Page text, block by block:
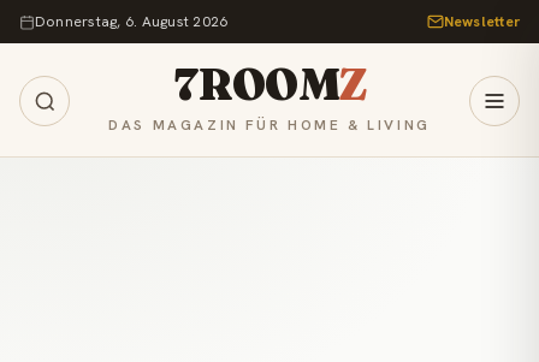
Zum Inhalt springen
Donnerstag, 6. August 2026 Newsletter
7ROOMZ
DAS MAGAZIN FÜR HOME & LIVING